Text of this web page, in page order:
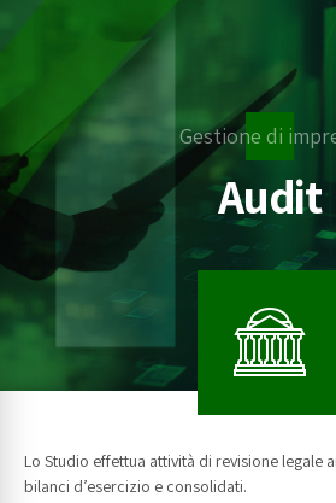
Gestione di
Audit
Lo Studio effettua attività di revisione legale
bilanci d’esercizio e consolidati.